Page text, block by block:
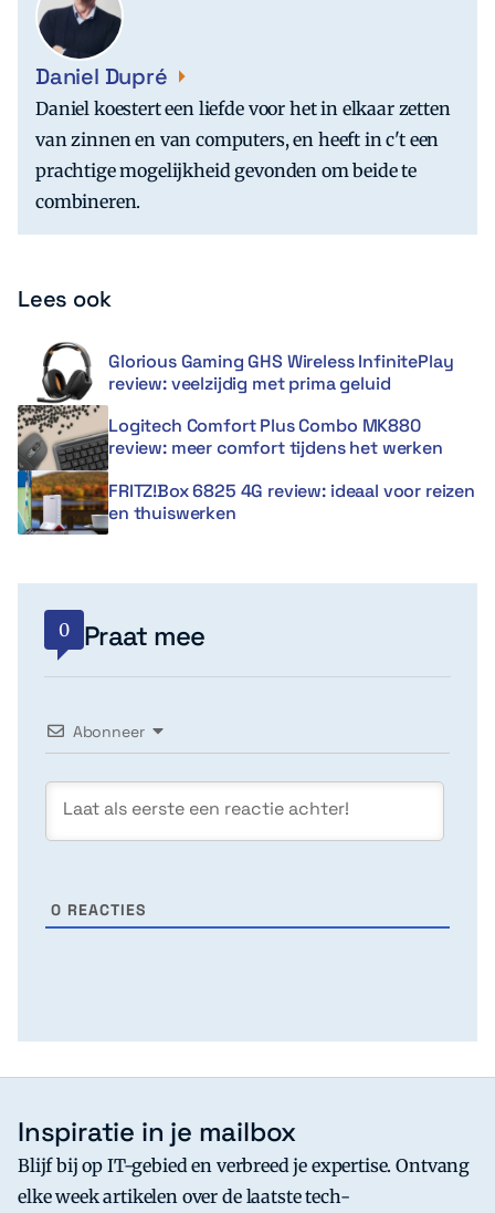
Daniel Dupré
Daniel koestert een liefde voor het in elkaar zetten
van zinnen en van computers, en heeft in c't een
prachtige mogelijkheid gevonden om beide te
combineren.
Lees ook
Glorious Gaming GHS Wireless InfinitePlay
review: veelzijdig met prima geluid
Logitech Comfort Plus Combo MK880
review: meer comfort tijdens het werken
FRITZ!Box 6825 4G review: ideaal voor reizen
en thuiswerken
0 Praat mee
Abonneer
0 REACTIES
Inspiratie in je mailbox
Blijf bij op IT-gebied en verbreed je expertise. Ontvang
elke week artikelen over de laatste tech-